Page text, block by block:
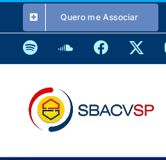
o
conteúdo
Quero me Associar
SpotifySoundCloud
Facebook